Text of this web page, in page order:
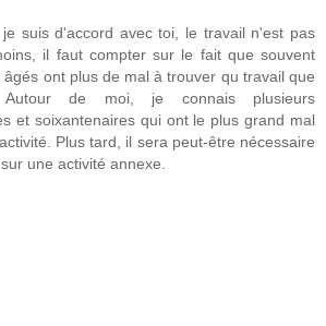
suis d'accord avec toi, le travail n'est pas
il faut compter sur le fait que souvent
âgés ont plus de mal à trouver qu travail que
de moi, je connais plusieurs
et soixantenaires qui ont le plus grand mal
Plus tard, il sera peut-être nécessaire
une activité annexe.